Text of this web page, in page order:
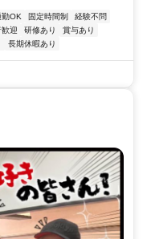
勤OK 固定時間制
経験不問
迎 研修あり
賞与あり
長期休暇あり